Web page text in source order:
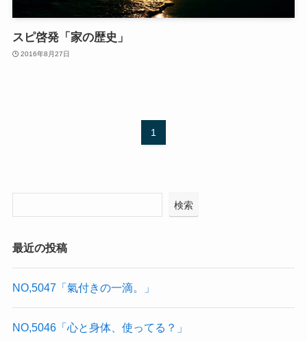
スピ啓発「家の歴史」
2016年8月27日
1
検索
最近の投稿
NO,5047「氣付きの一滴。」
NO,5046「心と身体、使ってる？」